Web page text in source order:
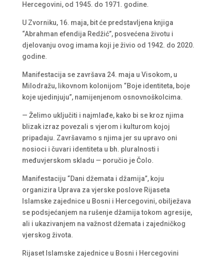
Hercegovini, od 1945. do 1971. godine.
U Zvorniku, 16. maja, bit će predstavljena knjiga
“Abrahman efendija Redžić”, posvećena životu i
djelovanju ovog imama koji je živio od 1942. do 2020.
godine.
Manifestacija se završava 24. maja u Visokom, u
Milodražu, likovnom kolonijom “Boje identiteta, boje
koje ujedinjuju”, namijenjenom osnovnoškolcima.
— Želimo uključiti i najmlađe, kako bi se kroz njima
blizak izraz povezali s vjerom i kulturom kojoj
pripadaju. Završavamo s njima jer su upravo oni
nosioci i čuvari identiteta u bh. pluralnosti i
međuvjerskom skladu — poručio je Čolo.
Manifestaciju “Dani džemata i džamija”, koju
organizira Uprava za vjerske poslove Rijaseta
Islamske zajednice u Bosni i Hercegovini, obilježava
se podsjećanjem na rušenje džamija tokom agresije,
ali i ukazivanjem na važnost džemata i zajedničkog
vjerskog života.
Rijaset Islamske zajednice u Bosni i Hercegovini